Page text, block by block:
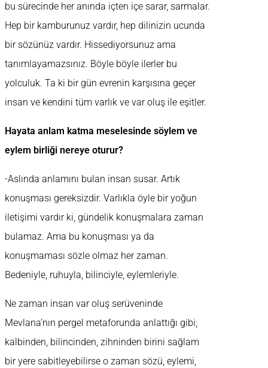
bu sürecinde her anında içten içe sarar, sarmalar.
Hep bir kamburunuz vardır, hep dilinizin ucunda
bir sözünüz vardır. Hissediyorsunuz ama
tanımlayamazsınız. Böyle böyle ilerler bu
yolculuk. Ta ki bir gün evrenin karşısına geçer
insan ve kendini tüm varlık ve var oluş ile eşitler.
Hayata anlam katma meselesinde söylem ve
eylem birliği nereye oturur?
-Aslında anlamını bulan insan susar. Artık
konuşması gereksizdir. Varlıkla öyle bir yoğun
iletişimi vardır ki, gündelik konuşmalara zaman
bulamaz. Ama bu konuşması ya da
konuşmaması sözle olmaz her zaman.
Bedeniyle, ruhuyla, bilinciyle, eylemleriyle.
Ne zaman insan var oluş serüveninde
Mevlana’nın pergel metaforunda anlattığı gibi;
kalbinden, bilincinden, zihninden birini sağlam
bir yere sabitleyebilirse o zaman sözü, eylemi,